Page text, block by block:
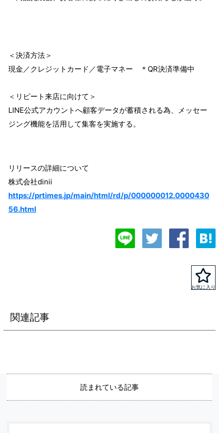
＜決済方法＞
現金／クレジットカード／電子マネー ＊QR決済準備中
＜リピート来店に向けて＞
LINE公式アカウントへ顧客データが蓄積される為、メッセー
ジング機能を活用して集客を実施する。
リリースの詳細について
株式会社dinii
https://prtimes.jp/main/html/rd/p/000000012.0000430
56.html
関連記事
読まれている記事